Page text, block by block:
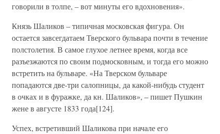
говорили в толпе, – вот минуты его вдохновения».
Князь Шаликов – типичная московская фигура. Он
остается завсегдатаем Тверского бульвара почти в течение
полстолетия. В самое глухое летнее время, когда все
разъезжаются по своим подмосковным, и тогда его можно
встретить на бульваре. «На Тверском бульваре
попадаются две-три салопницы, да какой-нибудь студент
в очках и в фуражке, да кн. Шаликов», – пишет Пушкин
жене в августе 1833 года[124].
Успех, встретивший Шаликова при начале его